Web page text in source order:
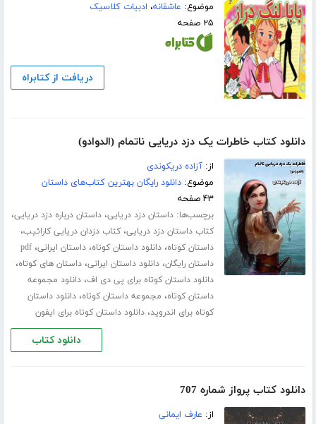
موضوع: عاشقانه، ادبیات کلاسیک
۲۵ صفحه
دریافت از کتابراه
دانلود کتاب خاطرات یک دزد دریایی ناتمام (الدوادو)
از:آزاده دریکوندی
موضوع:دانلود رایگان بهترین کتاب‌های داستان
۴۳ صفحه
برچسب‌ها:داستان دزد دریایی،داستان درباره دزد دریایی،
کتاب داستان دزد دریایی،کتاب دزدان دریایی کارائیب،
داستان کوتاه،دانلود داستان کوتاه،داستان ایرانی،pdf
داستان رایگان،دانلود داستان ایرانی،داستان های کوتاه،
دانلود داستان کوتاه برای پی دی اف،دانلود مجموعه
داستان کوتاه، مجموعه داستان کوتاه،دانلود داستان
کوتاه برای اندروید،دانلود داستان کوتاه برای ایفون
دانلود کتاب
دانلود کتاب پرواز شماره 707
از: عارف ایمانی